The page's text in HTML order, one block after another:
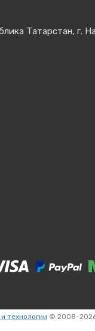
Татарстан, г.
технологии © 2008-